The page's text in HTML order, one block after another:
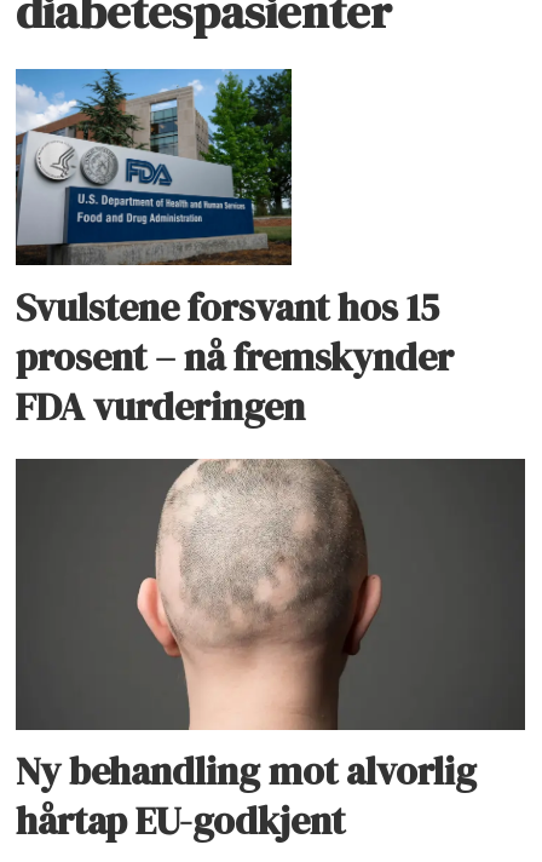
Svulstene forsvant hos 15
prosent – nå fremskynder
FDA vurderingen
Ny behandling mot alvorlig
hårtap EU-godkjent